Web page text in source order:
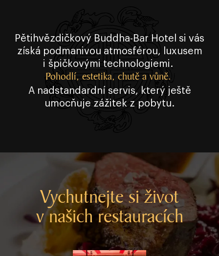
Pětihvězdičkový Buddha⁠⁠⁠⁠⁠⁠⁠⁠⁠⁠⁠⁠⁠-⁠⁠⁠⁠⁠⁠⁠⁠⁠⁠⁠⁠⁠Bar Hotel si vás
získá podmanivou atmosférou, luxusem
i špičkovými technologiemi.
Pohodlí, estetika, chutě a vůně.
A nadstandardní servis, který ještě
umocňuje zážitek z pobytu.
Vychutnejte si život
v našich restauracích